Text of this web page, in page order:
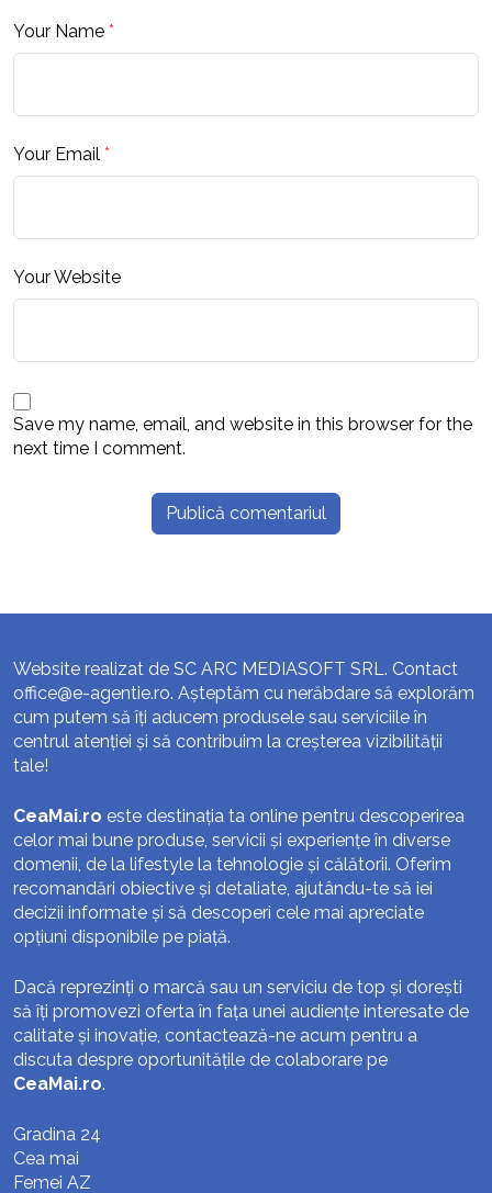
Your Name *
Your Email *
Your Website
Save my name, email, and website in this browser for the
next time I comment.
Website realizat de SC ARC MEDIASOFT SRL. Contact
office@e-agentie.ro. Așteptăm cu nerăbdare să explorăm
cum putem să îți aducem produsele sau serviciile în
centrul atenției și să contribuim la creșterea vizibilității
tale!
CeaMai.ro este destinația ta online pentru descoperirea
celor mai bune produse, servicii și experiențe în diverse
domenii, de la lifestyle la tehnologie și călătorii. Oferim
recomandări obiective și detaliate, ajutându-te să iei
decizii informate și să descoperi cele mai apreciate
opțiuni disponibile pe piață.
Dacă reprezinți o marcă sau un serviciu de top și dorești
să îți promovezi oferta în fața unei audiențe interesate de
calitate și inovație, contactează-ne acum pentru a
discuta despre oportunitățile de colaborare pe
CeaMai.ro.
Gradina 24
Cea mai
Femei AZ